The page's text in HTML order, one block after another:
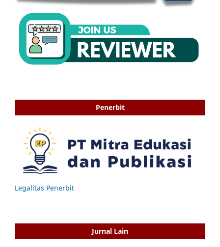
Penerbit
Legalitas Penerbit
Jurnal Lain